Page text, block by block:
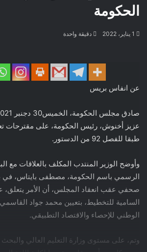
الحكومة
1 يناير، 2022 دقيقة واحدة
عن انفاس بريس
عزيز أخنوش، رئيس الحكومة، على مقترحات
طبقا للفصل 92 من الدستور.
وأوضح الوزير المنتدب المكلف بالعلاقات مع
الرسمي باسم الحكومة، مصطفى بايتاس، في
صحفي عقب انعقاد المجلس، أن الأمر يتعلق،
السامية للتخطيط، بتعيين محمد جواد
الوطني للإحصاء والاقتصاد التطبيقي.
وتم، على مستوى وزارة التعليم العالي والبحث